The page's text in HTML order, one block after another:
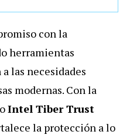
con la
herramientas
las necesidades
modernas. Con la
Intel Tiber Trust
la protección a lo